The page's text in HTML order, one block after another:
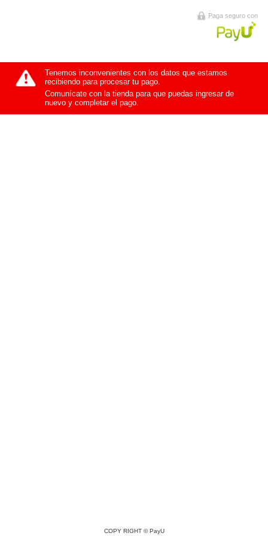
Paga seguro con
Tenemos inconvenientes con los datos que estamos
recibiendo para procesar tu pago.
Comunícate con la tienda para que puedas ingresar de
nuevo y completar el pago.
COPY RIGHT ©PayU